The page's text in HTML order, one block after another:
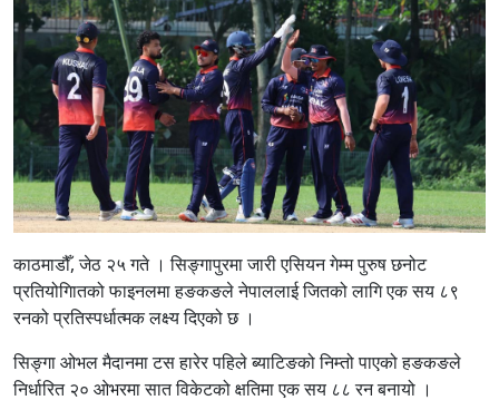
काठमाडौँ, जेठ २५ गते । सिङ्गापुरमा जारी एसियन गेम्म पुरुष छनोट
प्रतियोगिातको फाइनलमा हङकङले नेपाललाई जितको लागि एक सय ८९
रनको प्रतिस्पर्धात्मक लक्ष्य दिएको छ ।
सिङ्गा ओभल मैदानमा टस हारेर पहिले ब्याटिङको निम्तो पाएको हङकङले
निर्धारित २० ओभरमा सात विकेटको क्षतिमा एक सय ८८ रन बनायो ।